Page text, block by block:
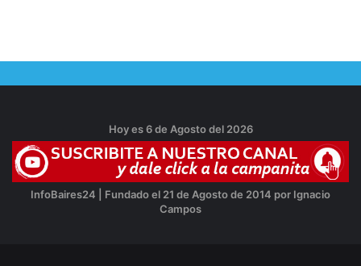
Hoy es 6 de Agosto del 2026
InfoBaires24 | Fundado el 21 de Agosto de 2014 por Ignacio
Campos